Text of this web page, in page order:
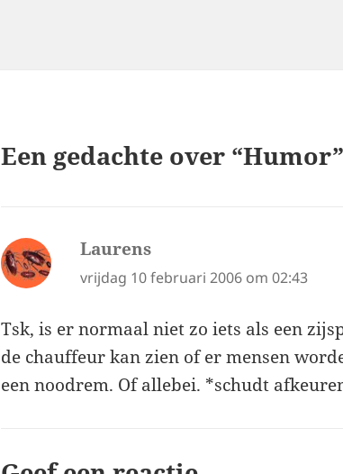
Een gedachte over “Humor”
Laurens
vrijdag 10 februari 2006 om 02:43
Tsk, is er normaal niet zo iets als een
de chauffeur kan zien of er mensen
een noodrem. Of allebei. *schudt